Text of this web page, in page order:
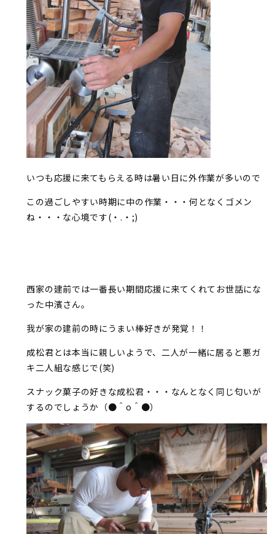
いつも応援に来てもらえる時は暑い日に外作業が多いので
この過ごしやすい時期に中の作業・・・何となくゴメン
ね・・・な心境です(・.・;)
西家の建前では一番長い期間応援に来てくれてお世話にな
った中濱さん。
我が家の建前の時にうまい棒好きが発覚！！
成松君とは本当に親しいようで、二人が一緒に居ると悪ガ
キ二人組な感じで(笑)
スナック菓子の好きな成松君・・・なんとなく同じ匂いが
するのでしょうか（●＾o＾●）